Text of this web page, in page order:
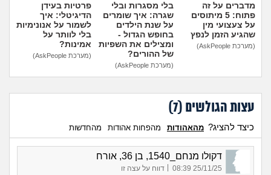
מדברים על זה
פתוח: 5 מיתוסים
על צעצועי מין
שהגיע הזמן לנפץ
(מערכת AskPeople)
בלי מסגרות ובלי
שגרה: איך שומרים
על שנת הילדים
בחופש הגדול -
ומצילים את השפיות
של ההורים?
(מערכת AskPeople)
פרטיות בעידן
הדיגיטלי: איך
לשמור על אנונימיות
בלי לוותר על
אמינות?
(מערכת AskPeople)
עצות הגולשים (7
)
כיצד להציג? מהאהודות מהפחות אהודות מהחדשות
דקולו מנחם_1540, בן 36, אורח
25/11/25 08:39 דווח על עצה זו